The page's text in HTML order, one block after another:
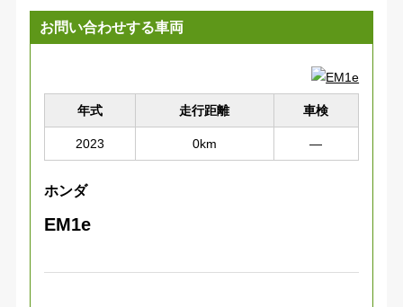
お問い合わせする車両
年式 走行距離 車検
2023 0km ―
ホンダ
EM1e